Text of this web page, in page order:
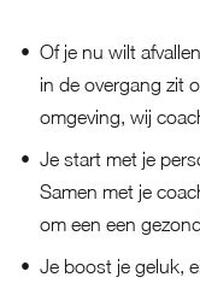
Of je nu wilt
in de overgang zit
omgeving, wij
Je start met je
Samen met je
om een een
Je boost je geluk,